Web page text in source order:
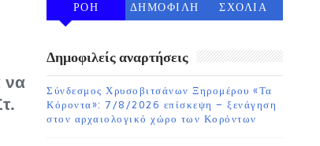
να
ΡΟΗ
ΔΗΜΟΦΙΛΗ
ΣΧΟΛΙΑ
Δημοφιλείς αναρτήσεις
Σύνδεσμος Χρυσοβιτσάνων Ξηρομέρου «Τα
Κόροντα»: 7/8/2026 επίσκεψη – ξενάγηση
στον αρχαιολογικό χώρο των Κορόντων